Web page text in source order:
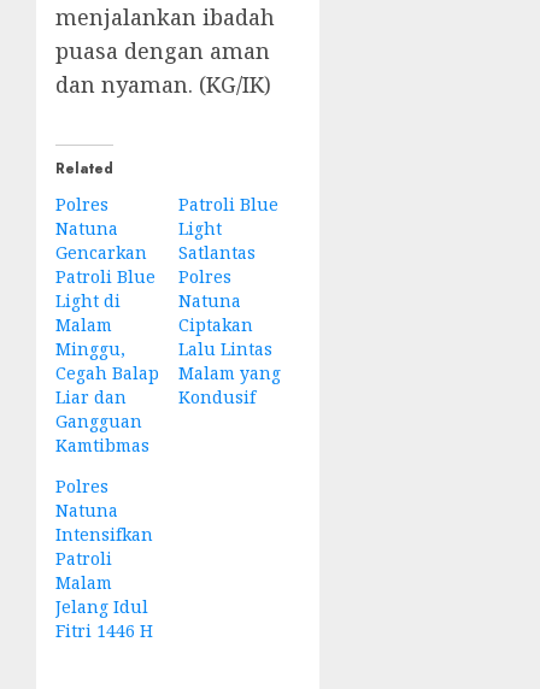
menjalankan ibadah
puasa dengan aman
dan nyaman. (KG/IK)
Related
Polres
Natuna
Gencarkan
Patroli Blue
Light di
Malam
Minggu,
Cegah Balap
Liar dan
Gangguan
Kamtibmas
Patroli Blue
Light
Satlantas
Polres
Natuna
Ciptakan
Lalu Lintas
Malam yang
Kondusif
Polres
Natuna
Intensifkan
Patroli
Malam
Jelang Idul
Fitri 1446 H